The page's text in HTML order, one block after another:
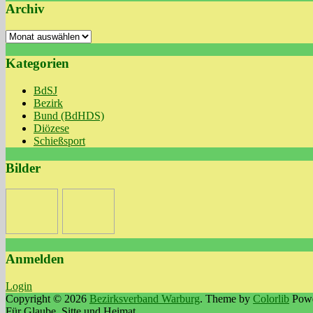
Archiv
Archiv
Kategorien
BdSJ
Bezirk
Bund (BdHDS)
Diözese
Schießsport
Bilder
Anmelden
Login
Copyright © 2026 Bezirksverband Warburg. Theme by Colorlib